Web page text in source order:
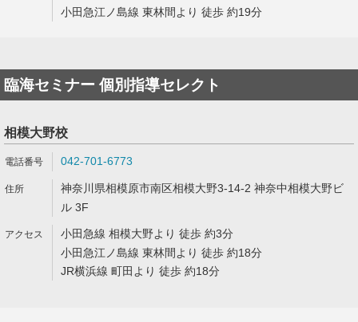
小田急江ノ島線 東林間より 徒歩 約19分
臨海セミナー 個別指導セレクト
相模大野校
042-701-6773
神奈川県相模原市南区相模大野3-14-2 神奈中相模大野ビ
ル 3F
小田急線 相模大野より 徒歩 約3分
小田急江ノ島線 東林間より 徒歩 約18分
JR横浜線 町田より 徒歩 約18分